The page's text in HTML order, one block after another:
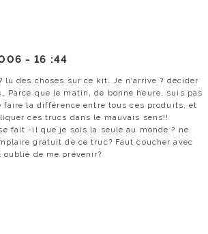
-16 :44
lu des choses sur ce kit. Je n’arrive ? décider
Parce que le matin, de bonne heure, suis pas
faire la différence entre tous ces produits, et
ces trucs dans le mauvais sens!!
fait -il que je sois la seule au monde ? ne
gratuit de ce truc? Faut coucher avec
oublié de me prévenir?